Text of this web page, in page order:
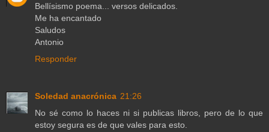
Bellísismo poema... versos delicados.
Me ha encantado
Saludos
Antonio
Responder
Soledad anacrónica 21:26
No sé como lo haces ni si publicas libros, pero de lo que
estoy segura es de que vales para esto.